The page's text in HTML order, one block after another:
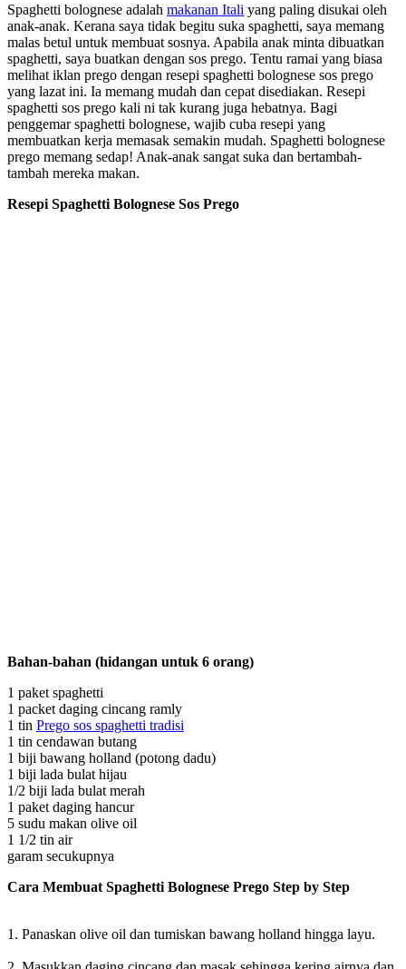
Spaghetti bolognese adalah makanan Itali yang paling disukai oleh
anak-anak. Kerana saya tidak begitu suka spaghetti, saya memang
malas betul untuk membuat sosnya. Apabila anak minta dibuatkan
spaghetti, saya buatkan dengan sos prego. Tentu ramai yang biasa
melihat iklan prego dengan resepi spaghetti bolognese sos prego
yang lazat ini. Ia memang mudah dan cepat disediakan. Resepi
spaghetti sos prego kali ni tak kurang juga hebatnya. Bagi
penggemar spaghetti bolognese, wajib cuba resepi yang
membuatkan kerja memasak semakin mudah. Spaghetti bolognese
prego memang sedap! Anak-anak sangat suka dan bertambah-
tambah mereka makan.
Resepi Spaghetti Bolognese Sos Prego
Bahan-bahan (hidangan untuk 6 orang)
1 paket spaghetti
1 packet daging cincang ramly
1 tin Prego sos spaghetti tradisi
1 tin cendawan butang
1 biji bawang holland (potong dadu)
1 biji lada bulat hijau
1/2 biji lada bulat merah
1 paket daging hancur
5 sudu makan olive oil
1 1/2 tin air
garam secukupnya
Cara Membuat Spaghetti Bolognese Prego Step by Step
1. Panaskan olive oil dan tumiskan bawang holland hingga layu.